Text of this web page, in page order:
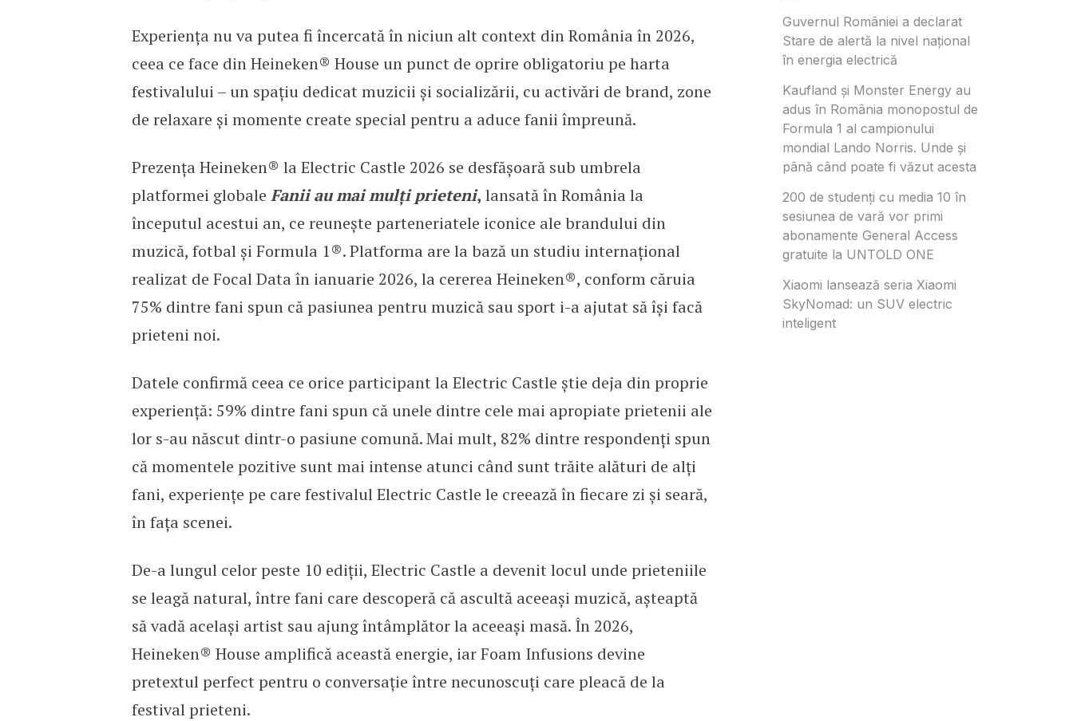
Experiența nu va putea fi încercată în niciun alt context din România în 2026,
ceea ce face din Heineken® House un punct de oprire obligatoriu pe harta
festivalului – un spațiu dedicat muzicii și socializării, cu activări de brand, zone
de relaxare și momente create special pentru a aduce fanii împreună.
Prezența Heineken® la Electric Castle 2026 se desfășoară sub umbrela
platformei globale Fanii au mai mulți prieteni, lansată în România la
începutul acestui an, ce reunește parteneriatele iconice ale brandului din
muzică, fotbal și Formula 1®. Platforma are la bază un studiu internațional
realizat de Focal Data în ianuarie 2026, la cererea Heineken®, conform căruia
75% dintre fani spun că pasiunea pentru muzică sau sport i-a ajutat să își facă
prieteni noi.
Datele confirmă ceea ce orice participant la Electric Castle știe deja din proprie
experiență: 59% dintre fani spun că unele dintre cele mai apropiate prietenii ale
lor s-au născut dintr-o pasiune comună. Mai mult, 82% dintre respondenți spun
că momentele pozitive sunt mai intense atunci când sunt trăite alături de alți
fani, experiențe pe care festivalul Electric Castle le creează în fiecare zi și seară,
în fața scenei.
De-a lungul celor peste 10 ediții, Electric Castle a devenit locul unde prieteniile
se leagă natural, între fani care descoperă că ascultă aceeași muzică, așteaptă
să vadă același artist sau ajung întâmplător la aceeași masă. În 2026,
Heineken® House amplifică această energie, iar Foam Infusions devine
pretextul perfect pentru o conversație între necunoscuți care pleacă de la
festival prieteni.
Guvernul României a declarat
Stare de alertă la nivel național
în energia electrică
Kaufland și Monster Energy au
adus în România monopostul de
Formula 1 al campionului
mondial Lando Norris. Unde și
până când poate fi văzut acesta
200 de studenți cu media 10 în
sesiunea de vară vor primi
abonamente General Access
gratuite la UNTOLD ONE
Xiaomi lansează seria Xiaomi
SkyNomad: un SUV electric
inteligent